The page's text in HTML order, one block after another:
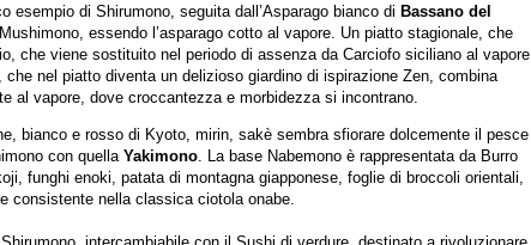
esempio di Shirumono, seguita dall’Asparago bianco di Bassano del
essendo l’asparago cotto al vapore. Un piatto stagionale, che
che viene sostituito nel periodo di assenza da Carciofo siciliano al vapore,
nel piatto diventa un delizioso giardino di ispirazione Zen, combina
al vapore, dove croccantezza e morbidezza si incontrano.
bianco e rosso di Kyoto, mirin, sakè sembra sfiorare dolcemente il pesce
con quella Yakimono . La base Nabemono è rappresentata da Burro
funghi enoki, patata di montagna giapponese, foglie di broccoli orientali,
consistente nella classica ciotola onabe.